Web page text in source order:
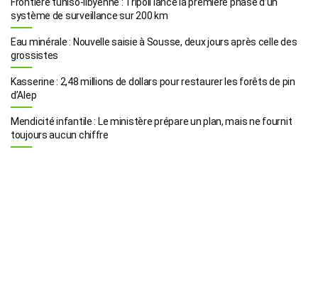
système de surveillance sur 200 km
Eau minérale : Nouvelle saisie à Sousse, deux jours après celle des
grossistes
Kasserine : 2,48 millions de dollars pour restaurer les forêts de pin
d’Alep
Mendicité infantile : Le ministère prépare un plan, mais ne fournit
toujours aucun chiffre